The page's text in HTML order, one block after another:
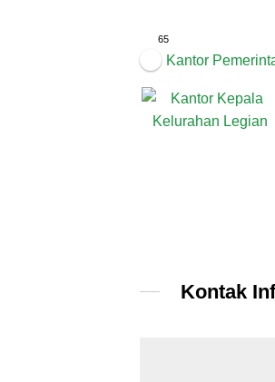
65
Kantor
Kontak